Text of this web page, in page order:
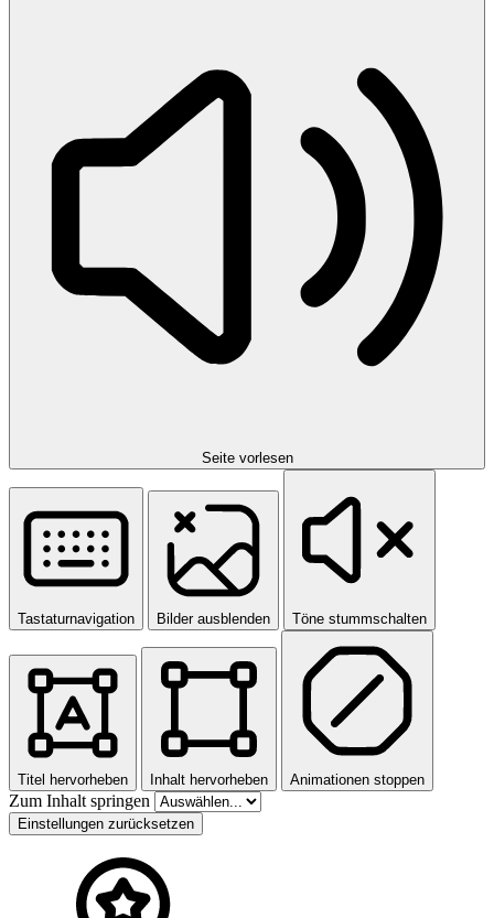
Seite vorlesen
Tastaturnavigation Bilder ausblenden Töne stummschalten
Titel hervorheben Inhalt hervorheben Animationen stoppen
Zum Inhalt springen
Einstellungen zurücksetzen